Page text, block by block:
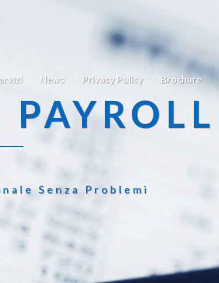
News Privacy Policy Brochure
Senza Problemi